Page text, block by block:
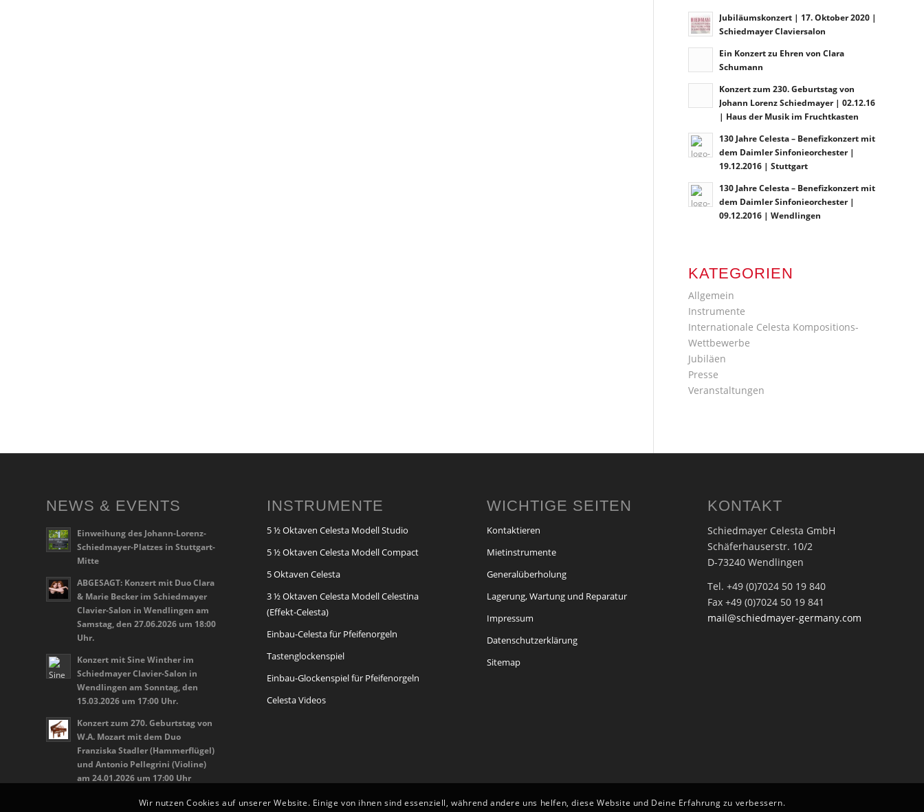
Jubiläumskonzert | 17. Oktober 2020 |
Schiedmayer Claviersalon
Ein Konzert zu Ehren von Clara
Schumann
Konzert zum 230. Geburtstag von
Johann Lorenz Schiedmayer | 02.12.16
| Haus der Musik im Fruchtkasten
130 Jahre Celesta – Benefizkonzert mit
dem Daimler Sinfonieorchester |
19.12.2016 | Stuttgart
130 Jahre Celesta – Benefizkonzert mit
dem Daimler Sinfonieorchester |
09.12.2016 | Wendlingen
KATEGORIEN
Allgemein
Instrumente
Internationale Celesta Kompositions-
Wettbewerbe
Jubiläen
Presse
Veranstaltungen
NEWS & EVENTS
Einweihung des Johann-Lorenz-
Schiedmayer-Platzes in Stuttgart-
Mitte
ABGESAGT: Konzert mit Duo Clara
& Marie Becker im Schiedmayer
Clavier-Salon in Wendlingen am
Samstag, den 27.06.2026 um 18:00
Uhr.
Konzert mit Sine Winther im
Schiedmayer Clavier-Salon in
Wendlingen am Sonntag, den
15.03.2026 um 17:00 Uhr.
Konzert zum 270. Geburtstag von
W.A. Mozart mit dem Duo
Franziska Stadler (Hammerflügel)
und Antonio Pellegrini (Violine)
am 24.01.2026 um 17:00 Uhr
INSTRUMENTE
5 ½ Oktaven Celesta Modell Studio
5 ½ Oktaven Celesta Modell Compact
5 Oktaven Celesta
3 ½ Oktaven Celesta Modell Celestina
(Effekt-Celesta)
Einbau-Celesta für Pfeifenorgeln
Tastenglockenspiel
Einbau-Glockenspiel für Pfeifenorgeln
Celesta Videos
WICHTIGE SEITEN
Kontaktieren
Mietinstrumente
Generalüberholung
Lagerung, Wartung und Reparatur
Impressum
Datenschutzerklärung
Sitemap
KONTAKT
Schiedmayer Celesta GmbH
Schäferhauserstr. 10/2
D-73240 Wendlingen
Tel. +49 (0)7024 50 19 840
Fax +49 (0)7024 50 19 841
mail@schiedmayer-germany.com
Wir nutzen Cookies auf unserer Website. Einige von ihnen sind essenziell, während andere uns helfen, diese Website und Deine Erfahrung zu verbessern.